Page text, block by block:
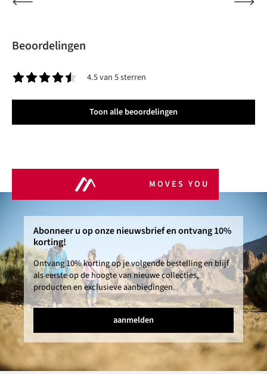
Beoordelingen
4.5 van 5 sterren
Toon alle beoordelingen
MOVES YOU
Abonneer u op onze nieuwsbrief en ontvang 10%
korting!
Ontvang 10% korting op je volgende bestelling en blijf
als eerste op de hoogte van nieuwe collecties,
producten en exclusieve aanbiedingen.
aanmelden